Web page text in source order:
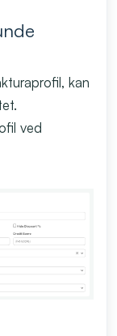
kan
ved